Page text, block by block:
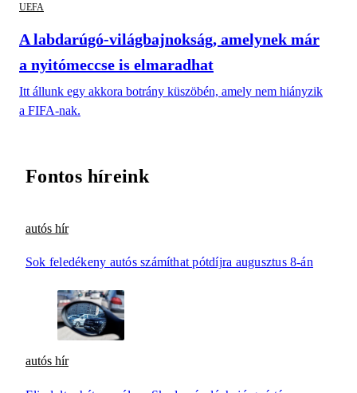
UEFA
A labdarúgó-világbajnokság, amelynek már
a nyitómeccse is elmaradhat
Itt állunk egy akkora botrány küszöbén, amely nem hiányzik
a FIFA-nak.
Fontos híreink
autós hír
Sok feledékeny autós számíthat pótdíjra augusztus 8-án
autós hír